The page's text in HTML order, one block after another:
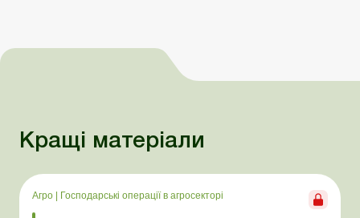
Кращі матеріали
Агро | Господарські операції в агросекторі